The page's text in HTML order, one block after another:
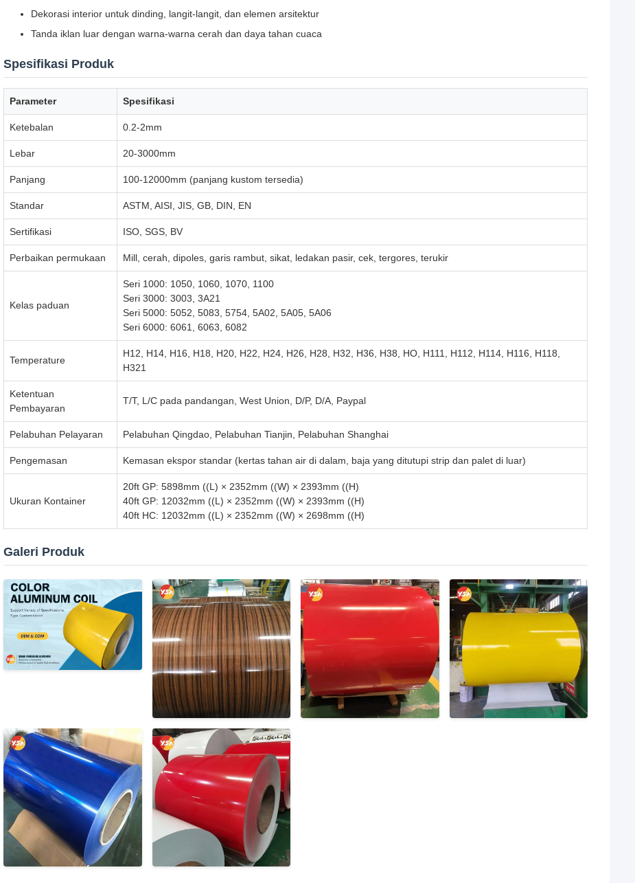
Dekorasi interior untuk dinding, langit-langit, dan elemen arsitektur
Tanda iklan luar dengan warna-warna cerah dan daya tahan cuaca
Spesifikasi Produk
Parameter Spesifikasi
Ketebalan 0.2-2mm
Lebar 20-3000mm
Panjang 100-12000mm (panjang kustom tersedia)
Standar ASTM, AISI, JIS, GB, DIN, EN
Sertifikasi ISO, SGS, BV
Perbaikan permukaan Mill, cerah, dipoles, garis rambut, sikat, ledakan pasir, cek, tergores, terukir
Kelas paduan
Seri 1000: 1050, 1060, 1070, 1100
Seri 3000: 3003, 3A21
Seri 5000: 5052, 5083, 5754, 5A02, 5A05, 5A06
Seri 6000: 6061, 6063, 6082
Temperature
H12, H14, H16, H18, H20, H22, H24, H26, H28, H32, H36, H38, HO, H111, H112, H114, H116, H118,
H321
Ketentuan
Pembayaran
T/T, L/C pada pandangan, West Union, D/P, D/A, Paypal
Pelabuhan Pelayaran Pelabuhan Qingdao, Pelabuhan Tianjin, Pelabuhan Shanghai
Pengemasan Kemasan ekspor standar (kertas tahan air di dalam, baja yang ditutupi strip dan palet di luar)
Ukuran Kontainer
20ft GP: 5898mm ((L) × 2352mm ((W) × 2393mm ((H)
40ft GP: 12032mm ((L) × 2352mm ((W) × 2393mm ((H)
40ft HC: 12032mm ((L) × 2352mm ((W) × 2698mm ((H)
Galeri Produk